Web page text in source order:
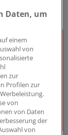
Daten, um
einem
von
zur
Profilen zur
von
von Daten
der
von